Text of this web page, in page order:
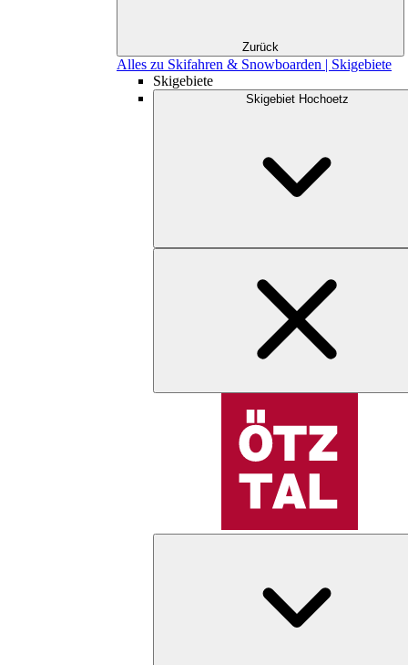
Zurück
Alles zu Skifahren & Snowboarden | Skigebiete
Skigebiete
Skigebiet Hochoetz